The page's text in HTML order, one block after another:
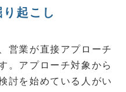
起こし
営業が直接アプローチ
。アプローチ対象から
討を始めている人がい